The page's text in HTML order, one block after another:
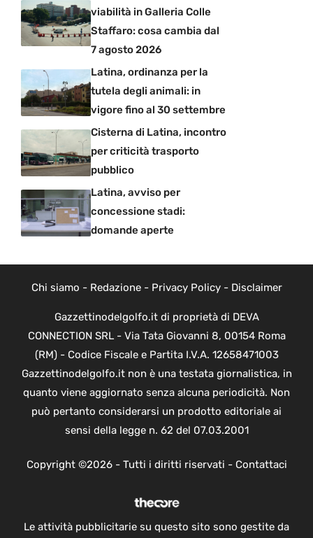
viabilità in Galleria Colle
Staffaro: cosa cambia dal
7 agosto 2026
Latina, ordinanza per la
tutela degli animali: in
vigore fino al 30 settembre
Cisterna di Latina, incontro
per criticità trasporto
pubblico
Latina, avviso per
concessione stadi:
domande aperte
Chi siamo - Redazione- Privacy Policy- Disclaimer
Gazzettinodelgolfo.it di proprietà di DEVA
CONNECTION SRL - Via Tata Giovanni 8, 00154 Roma
(RM) - Codice Fiscale e Partita I.V.A. 12658471003
Gazzettinodelgolfo.it non è una testata giornalistica, in
quanto viene aggiornato senza alcuna periodicità. Non
può pertanto considerarsi un prodotto editoriale ai
sensi della legge n. 62 del 07.03.2001
Copyright ©2026 - Tutti i diritti riservati - Contattaci
Le attività pubblicitarie su questo sito sono gestite da